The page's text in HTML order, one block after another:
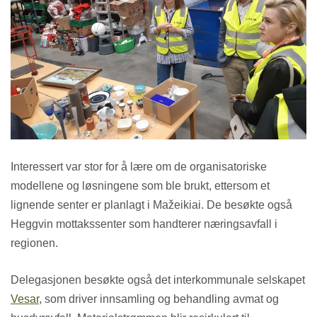
Interessert var stor for å lære om de organisatoriske
modellene og løsningene som ble brukt, ettersom et
lignende senter er planlagt i Mažeikiai. De besøkte også
Heggvin mottakssenter som handterer næringsavfall i
regionen.
Delegasjonen besøkte også det interkommunale selskapet
Vesar, som driver innsamling og behandling avmat og